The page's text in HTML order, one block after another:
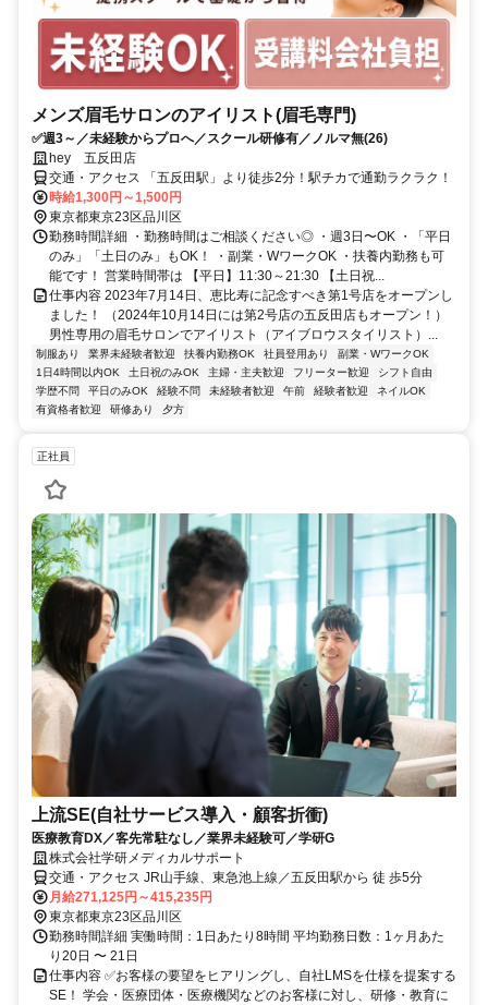
メンズ眉毛サロンのアイリスト(眉毛専門)
✅週3～／未経験からプロへ／スクール研修有／ノルマ無(26)
hey 五反田店
交通・アクセス 「五反田駅」より徒歩2分！駅チカで通勤ラクラク！
時給1,300円～1,500円
東京都東京23区品川区
勤務時間詳細 ・勤務時間はご相談ください◎ ・週3日〜OK ・「平日
のみ」「土日のみ」もOK！ ・副業・WワークOK ・扶養内勤務も可
能です！ 営業時間帯は 【平日】11:30～21:30 【土日祝...
仕事内容 2023年7月14日、恵比寿に記念すべき第1号店をオープンし
ました！ （2024年10月14日には第2号店の五反田店もオープン！）
男性専用の眉毛サロンでアイリスト（アイブロウスタイリスト）...
制服あり 業界未経験者歓迎 扶養内勤務OK 社員登用あり
副業・WワークOK
1日4時間以内OK
土日祝のみOK 主婦・主夫歓迎 フリーター歓迎
シフト自由
学歴不問
平日のみOK 経験不問 未経験者歓迎 午前 経験者歓迎
ネイルOK
有資格者歓迎
研修あり 夕方
正社員
上流SE(自社サービス導入・顧客折衝)
医療教育DX／客先常駐なし／業界未経験可／学研G
株式会社学研メディカルサポート
交通・アクセス JR山手線、東急池上線／五反田駅から 徒 歩5分
月給271,125円～415,235円
東京都東京23区品川区
勤務時間詳細 実働時間：1日あたり8時間 平均勤務日数：1ヶ月あた
り20日 〜 21日
仕事内容 ✅️お客様の要望をヒアリングし、自社LMSを仕様を提案する
SE！ 学会・医療団体・医療機関などのお客様に対し、研修・教育に